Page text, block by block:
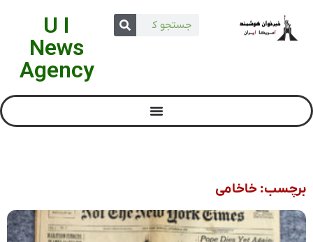
U I
News
Agency
برچسب: خاخامی